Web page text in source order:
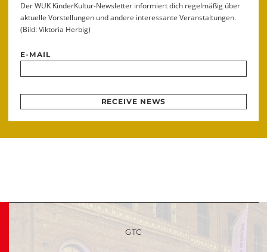
Der WUK KinderKultur-Newsletter informiert dich regelmäßig über
aktuelle Vorstellungen und andere interessante Veranstaltungen.
(Bild: Viktoria Herbig)
E-MAIL
RECEIVE NEWS
GTC